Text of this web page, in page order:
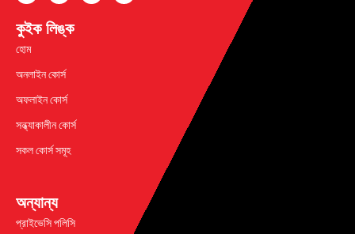
কুইক লিঙ্ক
হোম
অনলাইন কোর্স
অফলাইন কোর্স
সন্ধ্যাকালীন কোর্স
সকল কোর্স সমূহ
অন্যান্য
প্রাইভেসি পলিসি